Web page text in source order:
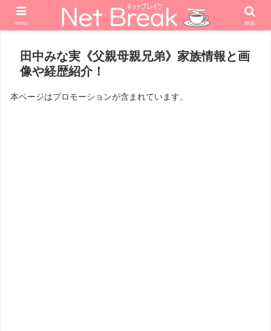
ホーム エンターテナー タレント
田中みな実《父親母親兄弟》家族情報と画
像や経歴紹介！
本ページはプロモーションが含まれています。
menu 検索